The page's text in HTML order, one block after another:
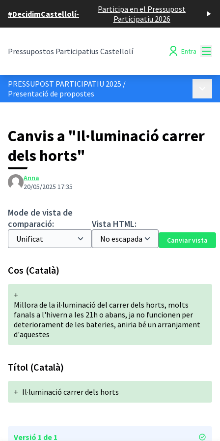
#DecidimCastellolí-
Participa en el Pressupost
Participatiu 2026
Pressupostos Participatius Castellolí Entra
PRESSUPOST PARTICIPATIU 2025 /
Presentació de propostes
Canvis a "Il·luminació carrer
dels horts"
Anna
20/05/2025 17:35
Mode de vista de
comparació:
Vista HTML:
Canviar vista
Cos (Català)
+
Millora de la il·luminació del carrer dels horts, molts
fanals a l'hivern a les 21h o abans, ja no funcionen per
deteriorament de les bateries, aniria bé un arranjament
d'aquestes
Títol (Català)
+ Il·luminació carrer dels horts
Versió 1 de 1